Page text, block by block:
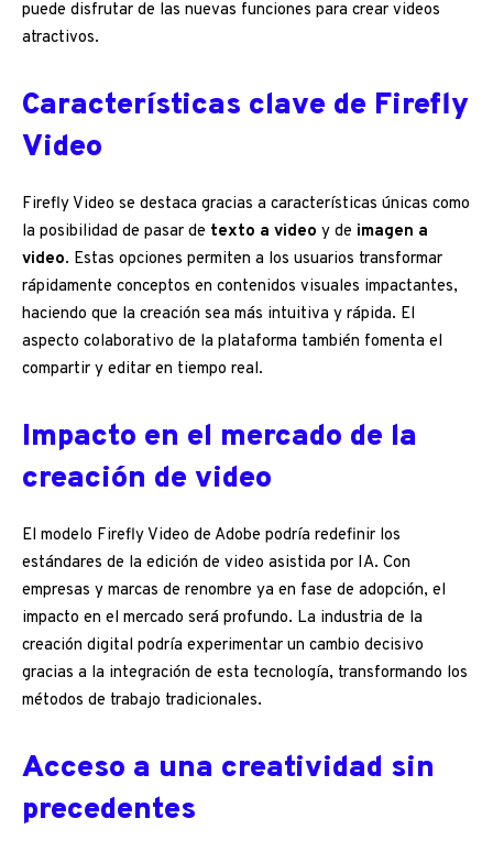
puede disfrutar de las nuevas funciones para crear videos
atractivos.
Características clave de Firefly
Video
Firefly Video se destaca gracias a características únicas como
la posibilidad de pasar de texto a video y de imagen a
video. Estas opciones permiten a los usuarios transformar
rápidamente conceptos en contenidos visuales impactantes,
haciendo que la creación sea más intuitiva y rápida. El
aspecto colaborativo de la plataforma también fomenta el
compartir y editar en tiempo real.
Impacto en el mercado de la
creación de video
El modelo Firefly Video de Adobe podría redefinir los
estándares de la edición de video asistida por IA. Con
empresas y marcas de renombre ya en fase de adopción, el
impacto en el mercado será profundo. La industria de la
creación digital podría experimentar un cambio decisivo
gracias a la integración de esta tecnología, transformando los
métodos de trabajo tradicionales.
Acceso a una creatividad sin
precedentes